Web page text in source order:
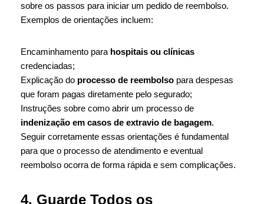
sobre os passos para iniciar um pedido de reembolso.
Exemplos de orientações incluem:
Encaminhamento para hospitais ou clínicas
credenciadas;
Explicação do processo de reembolso para despesas
que foram pagas diretamente pelo segurado;
Instruções sobre como abrir um processo de
indenização em casos de extravio de bagagem.
Seguir corretamente essas orientações é fundamental
para que o processo de atendimento e eventual
reembolso ocorra de forma rápida e sem complicações.
4. Guarde Todos os